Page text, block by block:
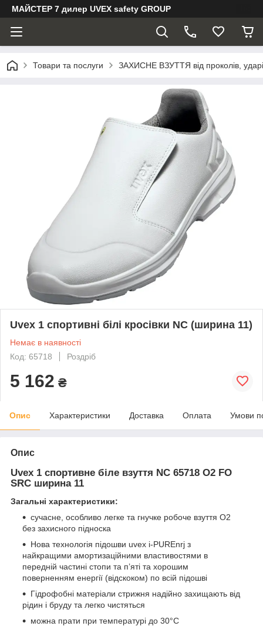
МАЙСТЕР 7 дилер UVEX safety GROUP
Товари та послуги ЗАХИСНЕ ВЗУТТЯ від проколів,
Uvex 1 спортивні білі кросівки NC (ширина 11)
Немає в наявності
Код: 65718
Роздріб
5 162 ₴
Опис Характеристики Доставка Оплата Умови
Опис
Uvex 1 спортивне біле взуття NC 65718 O2 FO
SRC ширина 11
Загальні характеристики:
сучасне, особливо легке та гнучке робоче взуття O2
без захисного підноска
Нова технологія підошви uvex i-PUREnrj з
найкращими амортизаційними властивостями в
передній частині стопи та п’яті та хорошим
поверненням енергії (відскоком) по всій підошві
Гідрофобні матеріали стрижня надійно захищають від
рідин і бруду та легко чистяться
можна прати при температурі до 30°С